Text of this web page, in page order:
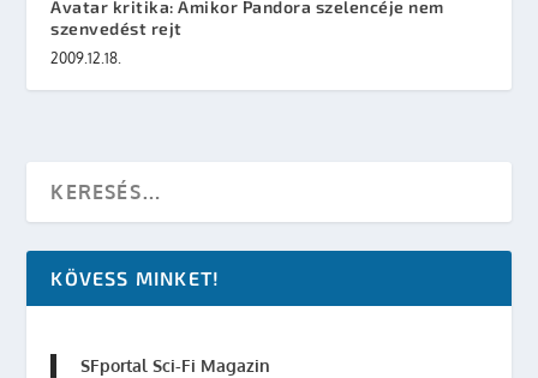
Avatar kritika: Amikor Pandora szelencéje nem
szenvedést rejt
2009.12.18.
KÖVESS MINKET!
SFportal Sci-Fi Magazin